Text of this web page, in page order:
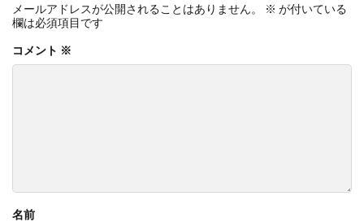
メールアドレスが公開されることはありません。 ※ が付いている
欄は必須項目です
コメント ※
名前